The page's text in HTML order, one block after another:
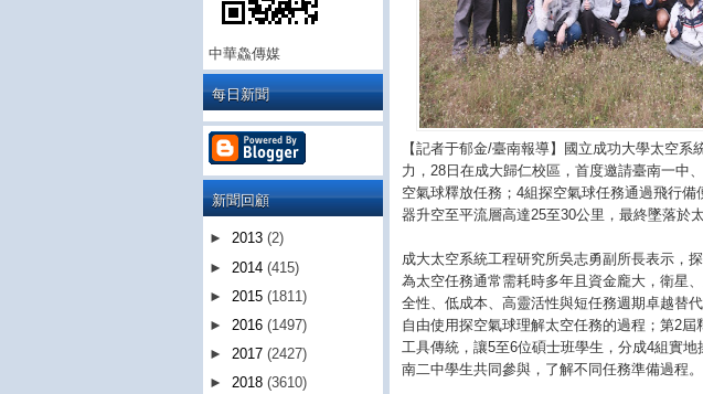
【記者于郁金/臺南報導】國立成功大學太空
力，28日在成大歸仁校區，首度邀請臺南一中
空氣球釋放任務；4組探空氣球任務通過飛行
器升空至平流層高達25至30公里，最終墜落於
成大太空系統工程研究所吳志勇副所長表示，
為太空任務通常需耗時多年且資金龐大，衛星
全性、低成本、高靈活性與短任務週期卓越替
自由使用探空氣球理解太空任務的過程；第2
工具傳統，讓5至6位碩士班學生，分成4組實
南二中學生共同參與，了解不同任務準備過程。
中華鱻傳媒
每日新聞
新聞回顧
► 2013 (2)
► 2014 (415)
► 2015 (1811)
► 2016 (1497)
► 2017 (2427)
► 2018 (3610)